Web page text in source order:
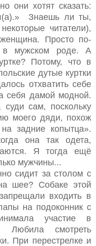
они хотят сказать:
Знаешь ли ты,
читатели),
Просто по-
в мужском роде. А
Потому, что в
дутые куртки
отхватить себе
себя дамой модной.
сам, поскольку
моего дяди, похож
задние копытца».
она так одета,
Я тогда ещё
мужчины...
сидит за столом с
шее? Собаке этой
входить в
на подоконник с
участие в
Любила смотреть
При перестрелке и